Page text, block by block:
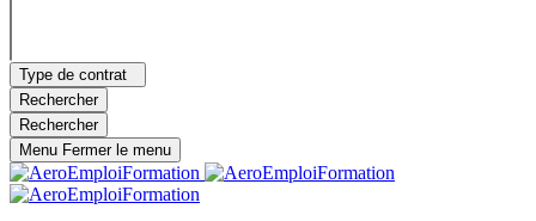
Type de contrat
Rechercher
Rechercher
Menu Fermer le menu